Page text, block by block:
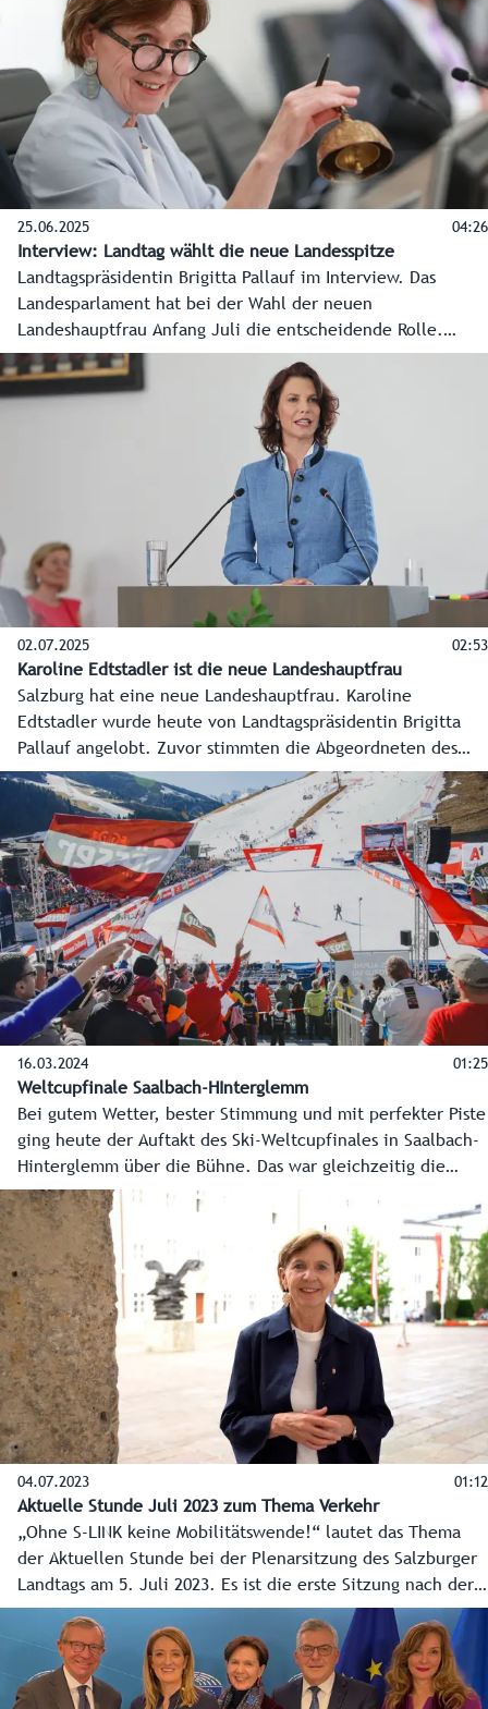
die weiteren wichtigen Themen bei der Plenarsitzung.
25.06.2025 04:26
Interview: Landtag wählt die neue Landesspitze
Landtagspräsidentin Brigitta Pallauf im Interview. Das
Landesparlament hat bei der Wahl der neuen
Landeshauptfrau Anfang Juli die entscheidende Rolle.
Kandidatin Karoline Edtstadler braucht 19 der 36 Stimmen,
um neue Landeshauptfrau zu werden. Die
Landtagspräsidentin mit einer Vorschau auf das Hearing am
30. Juni und die Wahl am 2. Juli.
02.07.2025 02:53
Karoline Edtstadler ist die neue Landeshauptfrau
Salzburg hat eine neue Landeshauptfrau. Karoline
Edtstadler wurde heute von Landtagspräsidentin Brigitta
Pallauf angelobt. Zuvor stimmten die Abgeordneten des
Salzburger Landtags mehrheitlich für die neue
Regierungschefin. Landeshauptmann a.D. Wilfried Haslauer
verabschiedete sich heute mit einer emotionalen Rede und
übergab sein Büro an seine Nachfolgerin. Auch die erste
Regierungssitzung stand für die neue Landeshauptfrau
bereits heute auf dem Programm.
16.03.2024 01:25
Weltcupfinale Saalbach-HInterglemm
Bei gutem Wetter, bester Stimmung und mit perfekter Piste
ging heute der Auftakt des Ski-Weltcupfinales in Saalbach-
Hinterglemm über die Bühne. Das war gleichzeitig die
Generalprobe für die Organisatoren der Ski-
Weltmeisterschaft 2025, und diese hat reibungslos
geklappt.
04.07.2023 01:12
Aktuelle Stunde Juli 2023 zum Thema Verkehr
„Ohne S-LINK keine Mobilitätswende!“ lautet das Thema
der Aktuellen Stunde bei der Plenarsitzung des Salzburger
Landtags am 5. Juli 2023. Es ist die erste Sitzung nach der
Neukonstituierung in Folge der Landtagswahl am 23. April
2023. Landtagspräsidentin Brigitta Pallauf erklärt im Video
das Schwerpunktthema Verkehr in der parlamentarischen
Arbeit.